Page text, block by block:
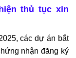
thủ tục xin
các dự án bắt
nhận đăng ký